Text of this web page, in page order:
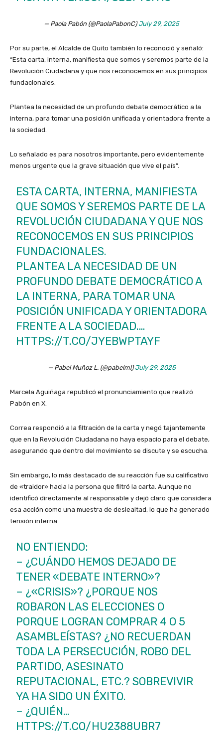
— Paola Pabón (@PaolaPabonC)July 29, 2025
Por su parte, el Alcalde de Quito también lo reconoció y señaló:
“Esta carta, interna, manifiesta que somos y seremos parte de la
Revolución Ciudadana y que nos reconocemos en sus principios
fundacionales.
Plantea la necesidad de un profundo debate democrático a la
interna, para tomar una posición unificada y orientadora frente a
la sociedad.
Lo señalado es para nosotros importante, pero evidentemente
menos urgente que la grave situación que vive el país”.
ESTA CARTA, INTERNA, MANIFIESTA
QUE SOMOS Y SEREMOS PARTE DE LA
REVOLUCIÓN CIUDADANA Y QUE NOS
RECONOCEMOS EN SUS PRINCIPIOS
FUNDACIONALES.
PLANTEA LA NECESIDAD DE UN
PROFUNDO DEBATE DEMOCRÁTICO A
LA INTERNA, PARA TOMAR UNA
POSICIÓN UNIFICADA Y ORIENTADORA
FRENTE A LA SOCIEDAD.…
HTTPS://T.CO/JYEBWPTAYF
— Pabel Muñoz L. (@pabelml)July 29, 2025
Marcela Aguiñaga republicó el pronunciamiento que realizó
Pabón en X.
Correa respondió a la filtración de la carta y negó tajantemente
que en la Revolución Ciudadana no haya espacio para el debate,
asegurando que dentro del movimiento se discute y se escucha.
Sin embargo, lo más destacado de su reacción fue su calificativo
de «traidor» hacia la persona que filtró la carta. Aunque no
identificó directamente al responsable y dejó claro que considera
esa acción como una muestra de deslealtad, lo que ha generado
tensión interna.
NO ENTIENDO:
– ¿CUÁNDO HEMOS DEJADO DE
TENER «DEBATE INTERNO»?
– ¿«CRISIS»? ¿PORQUE NOS
ROBARON LAS ELECCIONES O
PORQUE LOGRAN COMPRAR 4 O 5
ASAMBLEÍSTAS? ¿NO RECUERDAN
TODA LA PERSECUCIÓN, ROBO DEL
PARTIDO, ASESINATO
REPUTACIONAL, ETC.? SOBREVIVIR
YA HA SIDO UN ÉXITO.
– ¿QUIÉN…
HTTPS://T.CO/HU2388UBR7